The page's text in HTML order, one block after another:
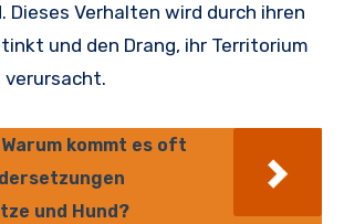
Dieses Verhalten wird durch ihren
und den Drang, ihr Territorium
verursacht.
Warum kommt es oft
und Hund?